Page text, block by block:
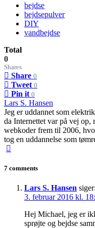
bejdse
bejdsepulver
DIY
vandbejdse
Total
0
Shares
Share 0
Tweet 0
Pin it 0
Lars S. Hansen
Jeg er uddannet som
da Internettet var på vej
webkoder frem til 2006,
tog en uddannelse som
7 comments
Lars S. Hansen siger:
3. februar 2016 kl.
Hej Michael, jeg er
sprøjte og bejdse